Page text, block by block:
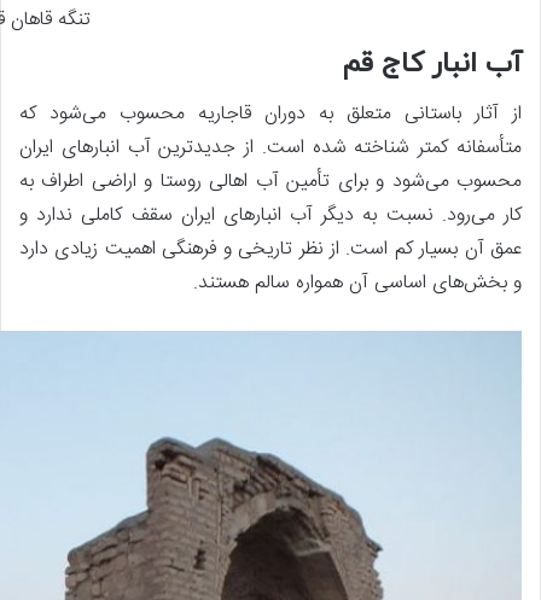
تنگه قاهان
آب انبار کاج قم
از آثار باستانی متعلق به دوران قاجاریه محسوب می‌شود که
متأسفانه کمتر شناخته شده است. از جدیدترین آب انبارهای ایران
محسوب می‌شود و برای تأمین آب اهالی روستا و اراضی اطراف به
کار می‌رود. نسبت به دیگر آب انبارهای ایران سقف کاملی ندارد و
عمق آن بسیار کم است. از نظر تاریخی و فرهنگی اهمیت زیادی دارد
و بخش‌های اساسی آن همواره سالم هستند.